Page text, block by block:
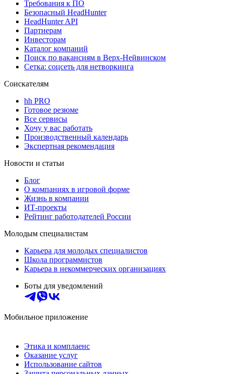
Требования к ПО
Безопасный HeadHunter
HeadHunter API
Партнерам
Инвесторам
Каталог компаний
Поиск по вакансиям в Верх-Нейвинском
Сетка: соцсеть для нетворкинга
Соискателям
hh PRO
Готовое резюме
Все сервисы
Хочу у вас работать
Производственный календарь
Экспертная рекомендация
Новости и статьи
Блог
О компаниях в игровой форме
Жизнь в компании
ИТ-проекты
Рейтинг работодателей России
Молодым специалистам
Карьера для молодых специалистов
Школа программистов
Карьера в некоммерческих организациях
Боты для уведомлений
Мобильное приложение
Этика и комплаенс
Оказание услуг
Использование сайтов